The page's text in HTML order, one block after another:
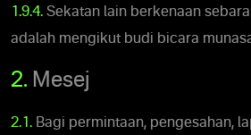
1.9.4. Sekatan lain berkenaan
adalah mengikut budi bicara
2. Mesej
2.1. Bagi permintaan, pengesahan,